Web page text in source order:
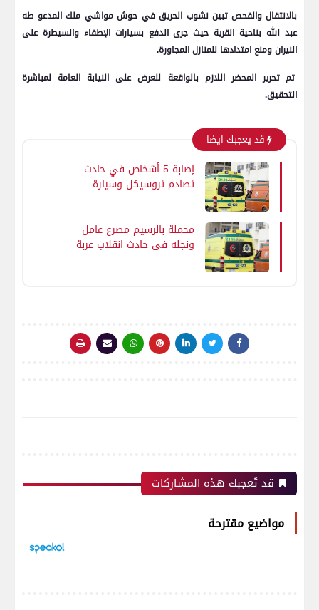
بالانتقال والفحص تبين نشوب الحريق في حوش مواشي ملك المدعو طه
عبد الله بناحية القرية حيث جرى الدفع بسيارات الإطفاء والسيطرة على
النيران ومنع امتدادها للمنازل المجاورة.
تم تحرير المحضر اللازم بالواقعة للعرض على النيابة العامة لمباشرة
التحقيق.
قد يعجبك ايضا
إصابة 5 أشخاص في حادث
تصادم تروسيكل وسيارة
محملة بالرسيم مصرع عامل
ونجله فى حادث انقلاب عربة
قد تُعجبك هذه المشاركات
مواضيع مقترحة